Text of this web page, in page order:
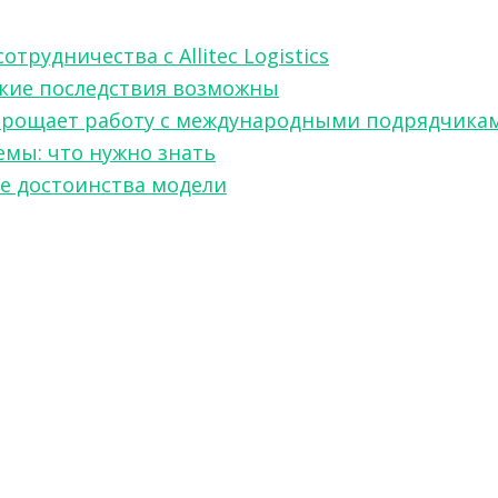
с Allitec Logistics
последствия возможны
работу с международными
что нужно знать
достоинства модели